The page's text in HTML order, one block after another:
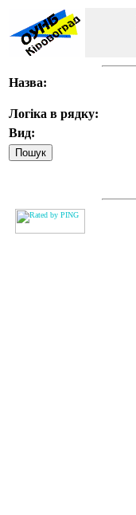
Назва:
Логіка в рядку:
Вид: